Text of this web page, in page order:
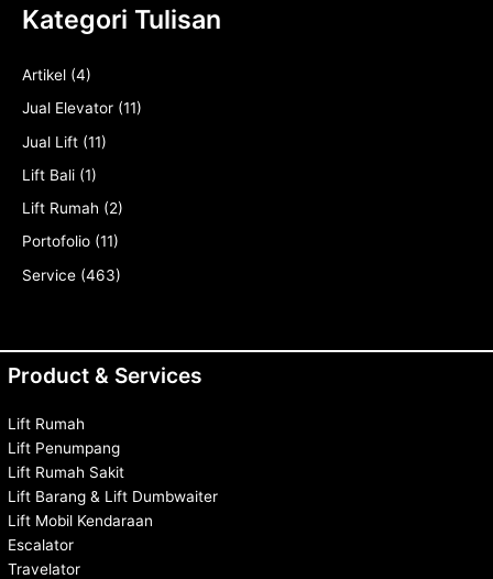
Kategori Tulisan
Artikel (4)
Jual Elevator (11)
Jual Lift (11)
Lift Bali (1)
Lift Rumah (2)
Portofolio (11)
Service (463)
Product & Services
Lift Rumah
Lift Penumpang
Lift Rumah Sakit
Lift Barang & Lift Dumbwaiter
Lift Mobil Kendaraan
Escalator
Travelator